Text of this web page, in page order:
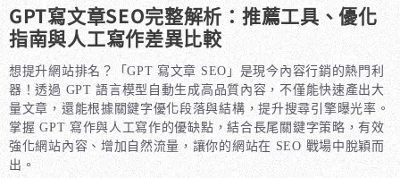
GPT寫文章SEO完整解析：推薦工具、優化
指南與人工寫作差異比較
想提升網站排名？「GPT 寫文章 SEO」是現今內容行銷的熱門利
器！透過 GPT 語言模型自動生成高品質內容，不僅能快速產出大
量文章，還能根據關鍵字優化段落與結構，提升搜尋引擎曝光率。
掌握 GPT 寫作與人工寫作的優缺點，結合長尾關鍵字策略，有效
強化網站內容、增加自然流量，讓你的網站在 SEO 戰場中脫穎而
出。